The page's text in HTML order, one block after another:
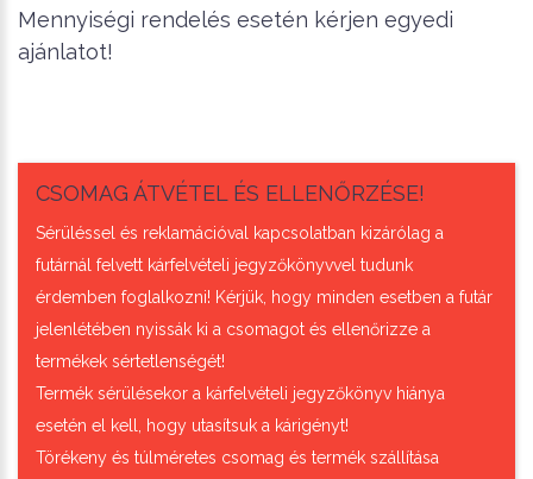
Mennyiségi rendelés esetén kérjen egyedi
ajánlatot!
CSOMAG ÁTVÉTEL ÉS ELLENŐRZÉSE!
Sérüléssel és reklamációval kapcsolatban kizárólag a
futárnál felvett kárfelvételi jegyzőkönyvvel tudunk
érdemben foglalkozni! Kérjük, hogy minden esetben a futár
jelenlétében nyissák ki a csomagot és ellenőrizze a
termékek sértetlenségét!
Termék sérülésekor a kárfelvételi jegyzőkönyv hiánya
esetén el kell, hogy utasítsuk a kárigényt!
Törékeny és túlméretes csomag és termék szállítása